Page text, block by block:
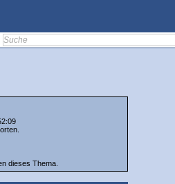
dieses Thema.